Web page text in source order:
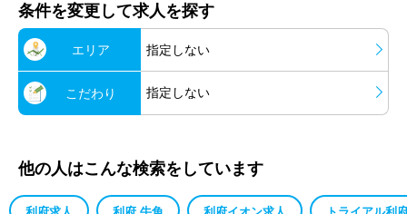
条件を変更して求人を探す
エリア 指定しない
こだわり 指定しない
他の人はこんな検索をしています